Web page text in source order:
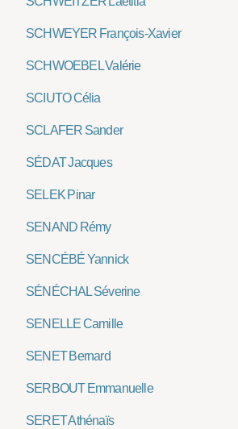
SCHWEYER François-Xavier
SCHWOEBEL Valérie
SCIUTO Célia
SCLAFER Sander
SÉDAT Jacques
SELEK Pinar
SENAND Rémy
SENCÉBÉ Yannick
SÉNÉCHAL Séverine
SENELLE Camille
SENET Bernard
SERBOUT Emmanuelle
SERET Athénaïs